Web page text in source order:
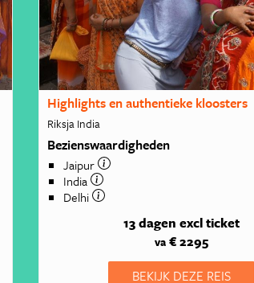
Highlights en authentieke kloosters
Riksja India
Bezienswaardigheden
Jaipur
India
Delhi
13 dagen excl ticket
va € 2295
BEKIJK DEZE REIS